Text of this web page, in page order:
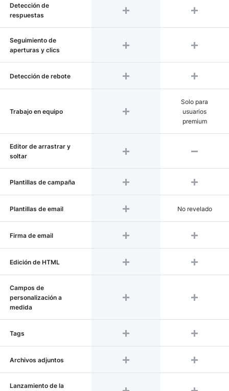
Detección de
respuestas
Seguimiento de
aperturas y clics
Detección de rebote
Trabajo en equipo
Solo para
usuarios
premium
Editor de arrastrar y
soltar
Plantillas de campaña
Plantillas de email No revelado
Firma de email
Edición de HTML
Campos de
personalización a
medida
Tags
Archivos adjuntos
Lanzamiento de la